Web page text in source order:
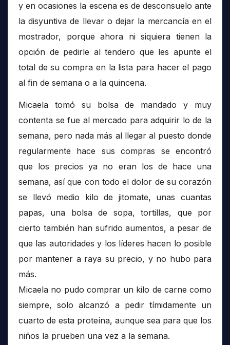
y en ocasiones la escena es de desconsuelo ante
la disyuntiva de llevar o dejar la mercancía en el
mostrador, porque ahora ni siquiera tienen la
opción de pedirle al tendero que les apunte el
total de su compra en la lista para hacer el pago
al fin de semana o a la quincena.
Micaela tomó su bolsa de mandado y muy
contenta se fue al mercado para adquirir lo de la
semana, pero nada más al llegar al puesto donde
regularmente hace sus compras se encontró
que los precios ya no eran los de hace una
semana, así que con todo el dolor de su corazón
se llevó medio kilo de jitomate, unas cuantas
papas, una bolsa de sopa, tortillas, que por
cierto también han sufrido aumentos, a pesar de
que las autoridades y los líderes hacen lo posible
por mantener a raya su precio, y no hubo para
más.
Micaela no pudo comprar un kilo de carne como
siempre, solo alcanzó a pedir tímidamente un
cuarto de esta proteína, aunque sea para que los
niños la prueben una vez a la semana.